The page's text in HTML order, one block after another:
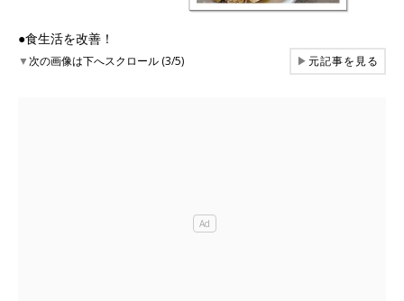
●食生活を改善！
▼次の画像は下へスクロール (3/5) ▶元記事を見る